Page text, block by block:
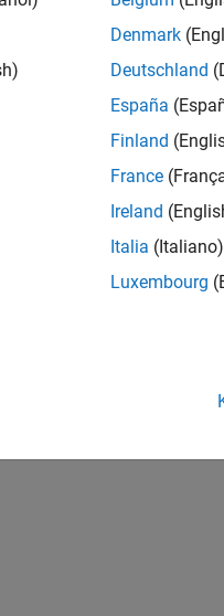
Denmark
Deutschland
España
Finland
France
Ireland
Italia (Italiano)
Luxembourg